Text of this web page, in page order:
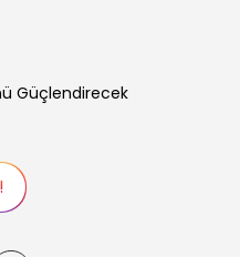
Güçlendirecek